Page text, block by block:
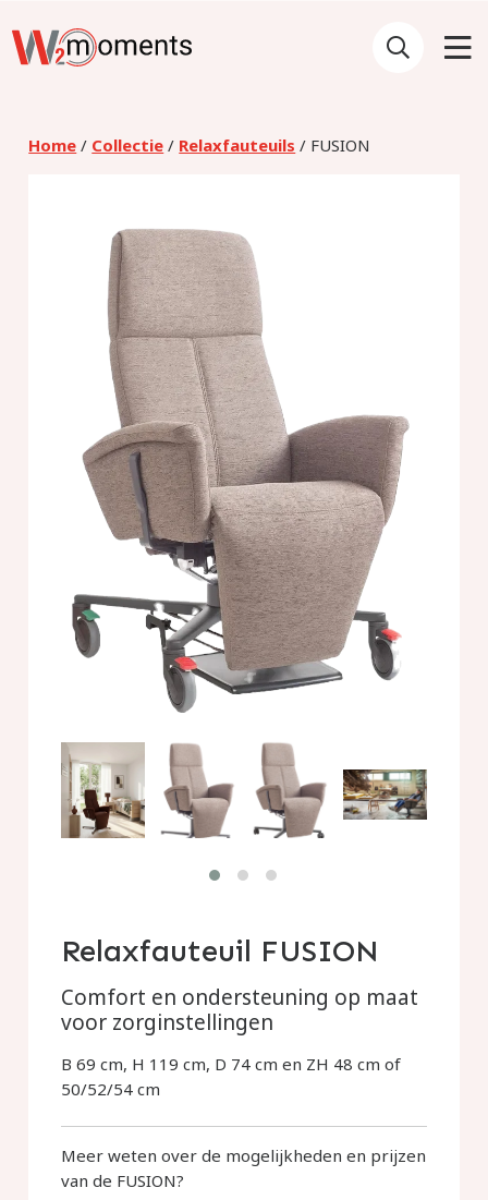
Home / Collectie / Relaxfauteuils / FUSION
Relaxfauteuil FUSION
Comfort en ondersteuning op maat
voor zorginstellingen
B 69 cm, H 119 cm, D 74 cm en ZH 48 cm of
50/52/54 cm
Meer weten over de mogelijkheden en prijzen
van de FUSION?